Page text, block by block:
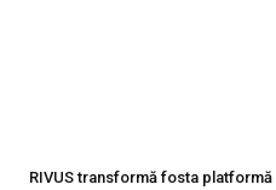
RIVUS transformă fosta platformă